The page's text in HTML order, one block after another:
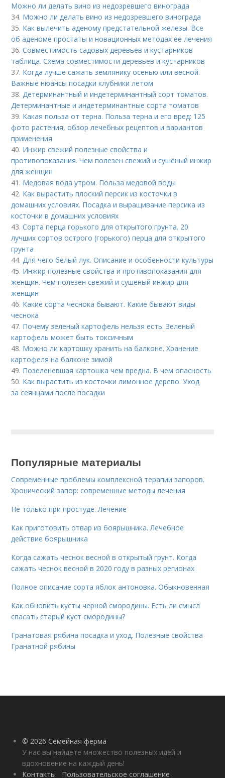
Можно ли делать вино из недозревшего винограда
34. Можно ли делать вино из недозревшего винограда
35. Как вылечить аденому предстательной железы. Все
об аденоме простаты и новационных методах ее лечения
36.Совместимость садовых деревьев и кустарников
таблица. Схема совместимости деревьев и кустарников
37. Когда лучше сажать землянику осенью или весной.
Важные нюансы посадки клубники летом
38.Детерминантный и индетерминантный сорт томатов.
Детерминантные и индетерминантные сорта томатов
39. Какая польза от терна. Польза терна и его вред: 125
фото растения, обзор лечебных рецептов и вариантов
применения
40. Инжир свежий полезные свойства и
противопоказания. Чем полезен свежий и сушёный инжир
для женщин
41. Медовая вода утром. Польза медовой воды
42. Как вырастить плоский персик из косточки в
домашних условиях. Посадка и выращивание персика из
косточки в домашних условиях
43.Сорта перца горького для открытого грунта. 20
лучших сортов острого (горького) перца для открытого
грунта
44.Для чего белый лук. Описание и особенности культуры
45. Инжир полезные свойства и противопоказания для
женщин. Чем полезен свежий и сушёный инжир для
женщин
46. Какие сорта чеснока бывают. Какие бывают виды
чеснока
47. Почему зеленый картофель нельзя есть. Зеленый
картофель может быть токсичным
48. Можно ли картошку хранить на балконе. Хранение
картофеля на балконе зимой
49. Позеленевшая картошка чем вредна. В чем опасность
50. Как вырастить из косточки лимонное дерево. Уход
за сеянцами после посадки
Популярные материалы
Современные проблемы комплексной терапии запоров.
Хронический запор: современные методы лечения
Не только при простуде. Лечение
Как приготовить отвар из боярышника. Лечебное
действие боярышника
Когда сажать чеснок весной в открытый грунт. Когда
сажать чеснок весной в 2020 году в разных регионах
Полное описание сорта яблок антоновка. Обыкновенная
Как обновить кусты черной смородины. Есть ли смысл
спасать старый куст смородины?
Гранатовая рябина посадка и уход. Полезные свойства
Гранатной рябины
© 2026 Семейная ферма
У нас вы найдете множество полезных идей и
вдохновение на каждый день!
Контакты
Пользовательское соглашение